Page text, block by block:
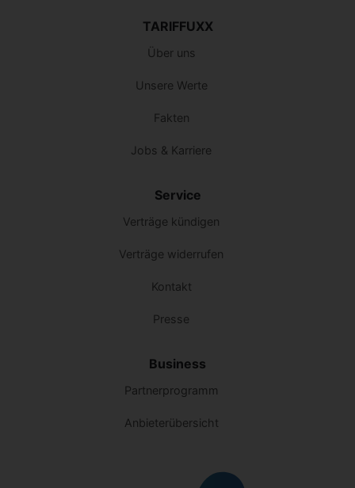
TARIFFUXX
Über uns
Unsere Werte
Fakten
Jobs & Karriere
Service
Verträge kündigen
Verträge widerrufen
Kontakt
Presse
Business
Partnerprogramm
Anbieterübersicht